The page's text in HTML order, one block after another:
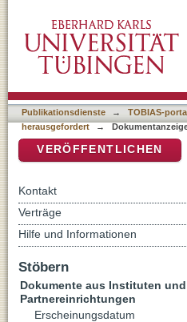
württembergischen
Publikationsdienste → TOBIAS-
herausgefordert
→
VERÖFFENTLICHEN
Kontakt
Verträge
Hilfe und Informationen
Stöbern
Dokumente aus Instituten und
Partnereinrichtungen
Erscheinungsdatum